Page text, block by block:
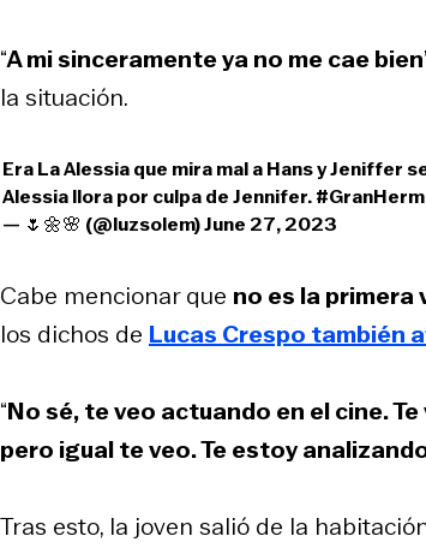
“A mi sinceramente ya no me cae bien
la situación.
Era La Alessia que mira mal a Hans y Jeniffer
Alessia llora por culpa de Jennifer.
— 🌷🌼🌸 (@luzsolem)June 27, 2023
Cabe mencionar que no es la primera
los dichos de Lucas Crespo también
“No sé, te veo actuando en el cine.
pero igual te veo. Te estoy
Tras esto, la joven salió de la